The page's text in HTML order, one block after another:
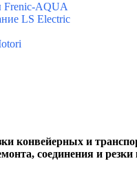
Frenic-AQUA
LS Electric
конвейерных и
соединения и